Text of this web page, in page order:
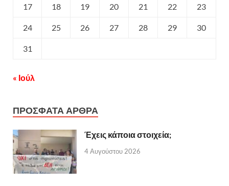
17 18 19 20 21 22 23
24 25 26 27 28 29 30
31
« Ιούλ
ΠΡΟΣΦΑΤΑ ΑΡΘΡΑ
Έχεις κάποια στοιχεία;
4 Αυγούστου 2026